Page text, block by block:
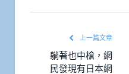
上一篇文章
躺著也中槍，網
民發現有日本網